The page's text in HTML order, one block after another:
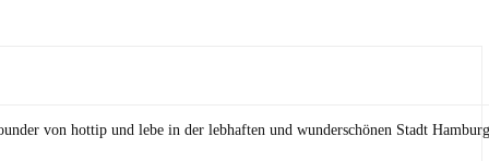
von hottip und lebe in der lebhaften und wunderschönen Stadt